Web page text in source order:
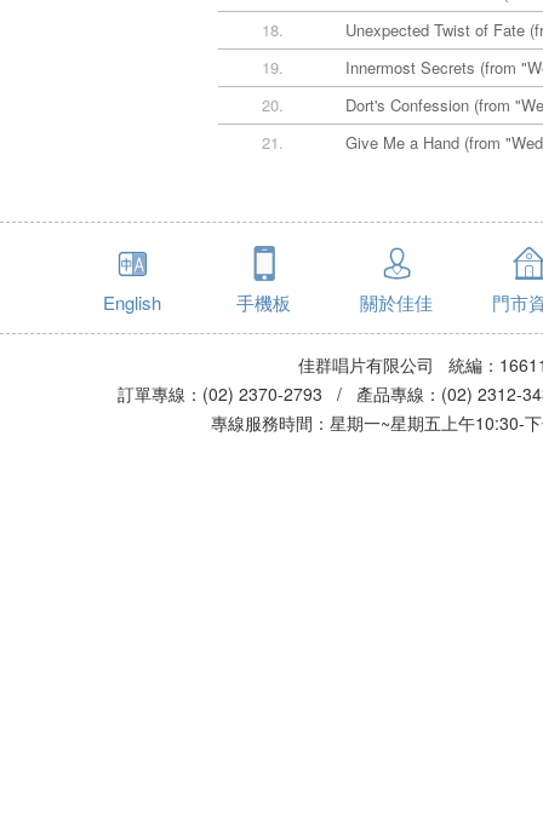
18.
Unexpected Twist of Fate
19.
Innermost Secrets (from
20.
Dort's Confession (from
21.
Give Me a Hand (from
English 手機板 關於佳佳 門市
佳群唱片有限公司 統編：
訂單專線：(02) 2370-2793 / 產品專線：(02)
專線服務時間：星期一~星期五上午10:30-